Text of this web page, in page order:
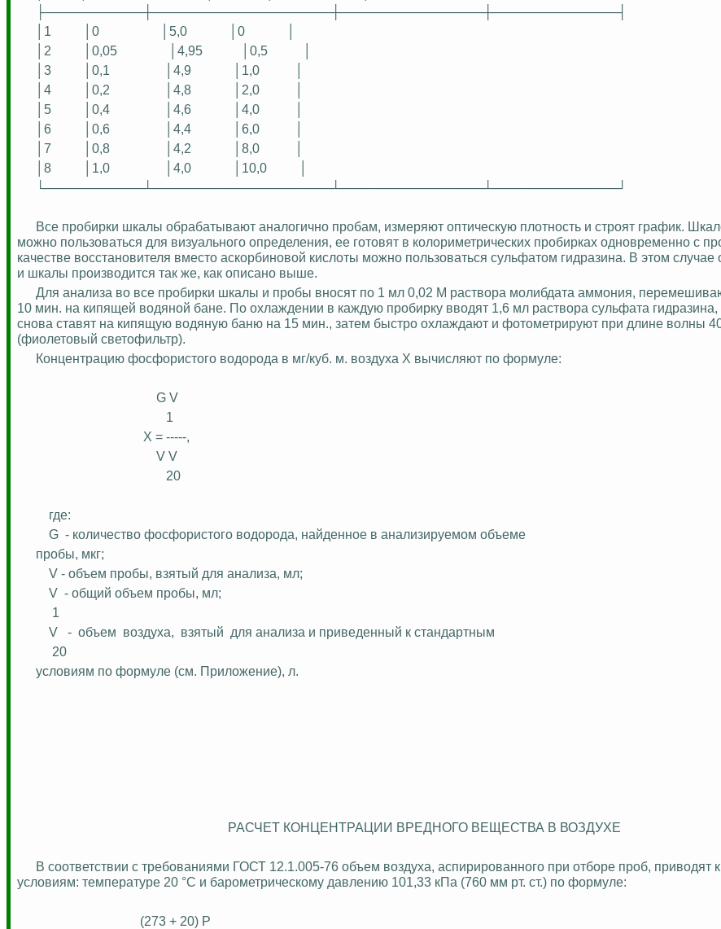
├───────────┼────────────────────┼────────────────┼──────────────┤
│1
│0 │5,0 │0
│2
│0,05 │4,95 │0,5
│3
│0,1 │4,9 │1,0
│4
│0,2 │4,8 │2,0
│5
│0,4 │4,6 │4,0
│6
│0,6 │4,4 │6,0
│7
│0,8 │4,2 │8,0
│8
│1,0 │4,0 │10,0
└───────────┴────────────────────┴────────────────┴──────────────┘
Все пробирки шкалы обрабатывают аналогично пробам, измеряют оптическую плотность и строят график.
можно пользоваться для визуального определения, ее готовят в колориметрических пробирках одновременно с
качестве восстановителя вместо аскорбиновой кислоты можно пользоваться сульфатом гидразина. В этом случае
и шкалы производится так же, как описано выше.
Для анализа во все пробирки шкалы и пробы вносят по 1 мл 0,02 М раствора молибдата аммония,
10 мин. на кипящей водяной бане. По охлаждении в каждую пробирку вводят 1,6 мл раствора сульфата
снова ставят на кипящую водяную баню на 15 мин., затем быстро охлаждают и фотометрируют при длине волны
(фиолетовый светофильтр).
Концентрацию фосфористого водорода в мг/куб. м. воздуха Х вычисляют по формуле:
G V
1
Х = -----,
V V
20
где:
G - количество фосфористого водорода, найденное в анализируемом объеме
пробы, мкг;
V - объем пробы, взятый для анализа, мл;
V - общий объем пробы, мл;
1
V
- объем воздуха, взятый для анализа и приведенный к стандартным
20
условиям по формуле (см. Приложение), л
РАСЧЕТ КОНЦЕНТРАЦИИ ВРЕДНОГО ВЕЩЕСТВА В ВОЗДУХЕ
В соответствии с требованиями ГОСТ 12.1.005-76 объем воздуха, аспирированного при отборе проб, приводят
условиям: температуре 20 °C и барометрическому давлению 101,33 кПа (760 мм рт. ст.) по формуле:
(273 + 20) P